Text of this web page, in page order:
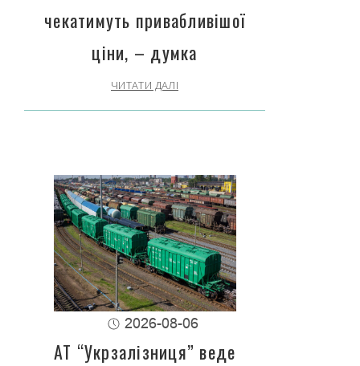
чекатимуть привабливішої
ціни, – думка
ЧИТАТИ ДАЛІ
2026-08-06
АТ “Укрзалізниця” веде